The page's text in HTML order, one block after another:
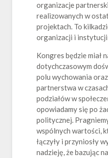
organizacje
realizowanych w
projektach. To
organizacji i instytucji
Kongres będzie miał
dotychczasowym
polu wychowania
partnerstwa w
podziałów w
opowiadamy się po
politycznej.
wspólnych wartości,
łączyły i przyniosły
nadzieję, że bazując